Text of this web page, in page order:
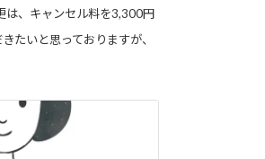
は、キャンセル料を3,300円
たいと思っておりますが、